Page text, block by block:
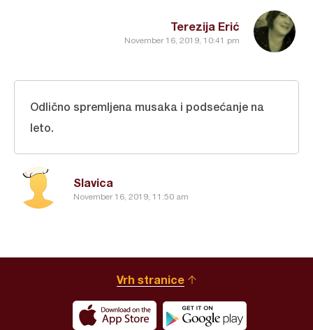
Terezija Erić
November 16, 2019, 10:41 pm
Slavica
November 16, 2019, 11:50 am
Odlično spremljena musaka i podsećanje na
leto.
Vrh stranice